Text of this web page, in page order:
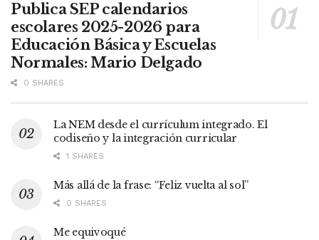
Publica SEP calendarios
escolares 2025-2026 para
Educación Básica y Escuelas
Normales: Mario Delgado
0 SHARES
La NEM desde el currículum integrado. El
codiseño y la integración curricular
1 SHARES
Más allá de la frase: “Feliz vuelta al sol”
0 SHARES
Me equivoqué